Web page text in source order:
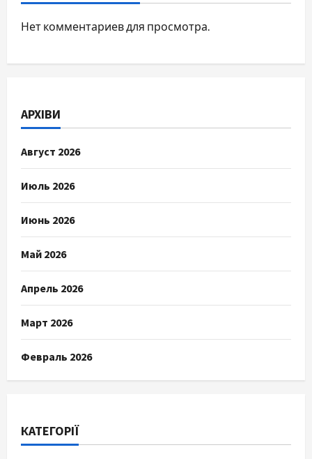
Нет комментариев для просмотра.
АРХІВИ
Август 2026
Июль 2026
Июнь 2026
Май 2026
Апрель 2026
Март 2026
Февраль 2026
КАТЕГОРІЇ